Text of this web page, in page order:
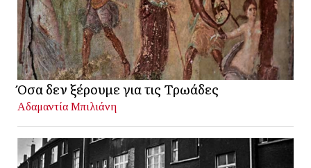
Όσα δεν ξέρουμε για τις Τρωάδες
Αδαμαντία Μπιλιάνη